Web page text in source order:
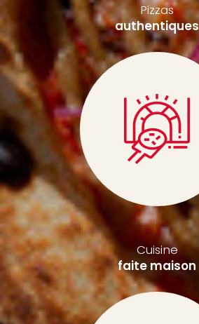
Pizzas
authentiques
Cuisine
faite maison